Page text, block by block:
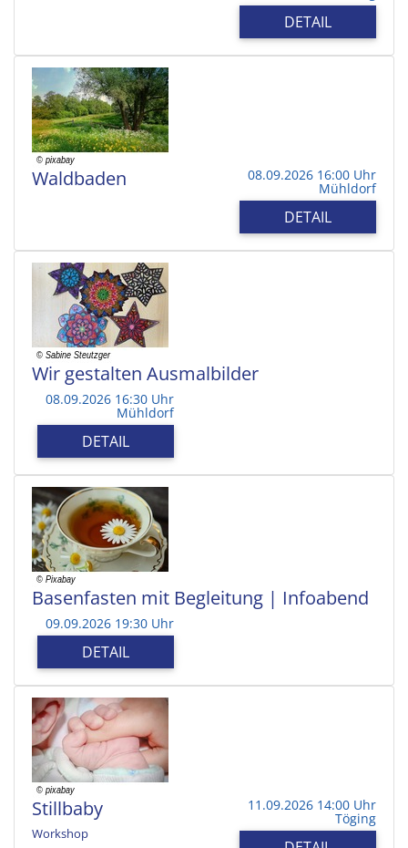
DETAIL
Waldbaden 08.09.2026 16:00 Uhr
Mühldorf
DETAIL
Wir gestalten Ausmalbilder
08.09.2026 16:30 Uhr
Mühldorf
DETAIL
Basenfasten mit Begleitung | Infoabend
09.09.2026 19:30 Uhr
DETAIL
Stillbaby
Workshop
11.09.2026 14:00 Uhr
Töging